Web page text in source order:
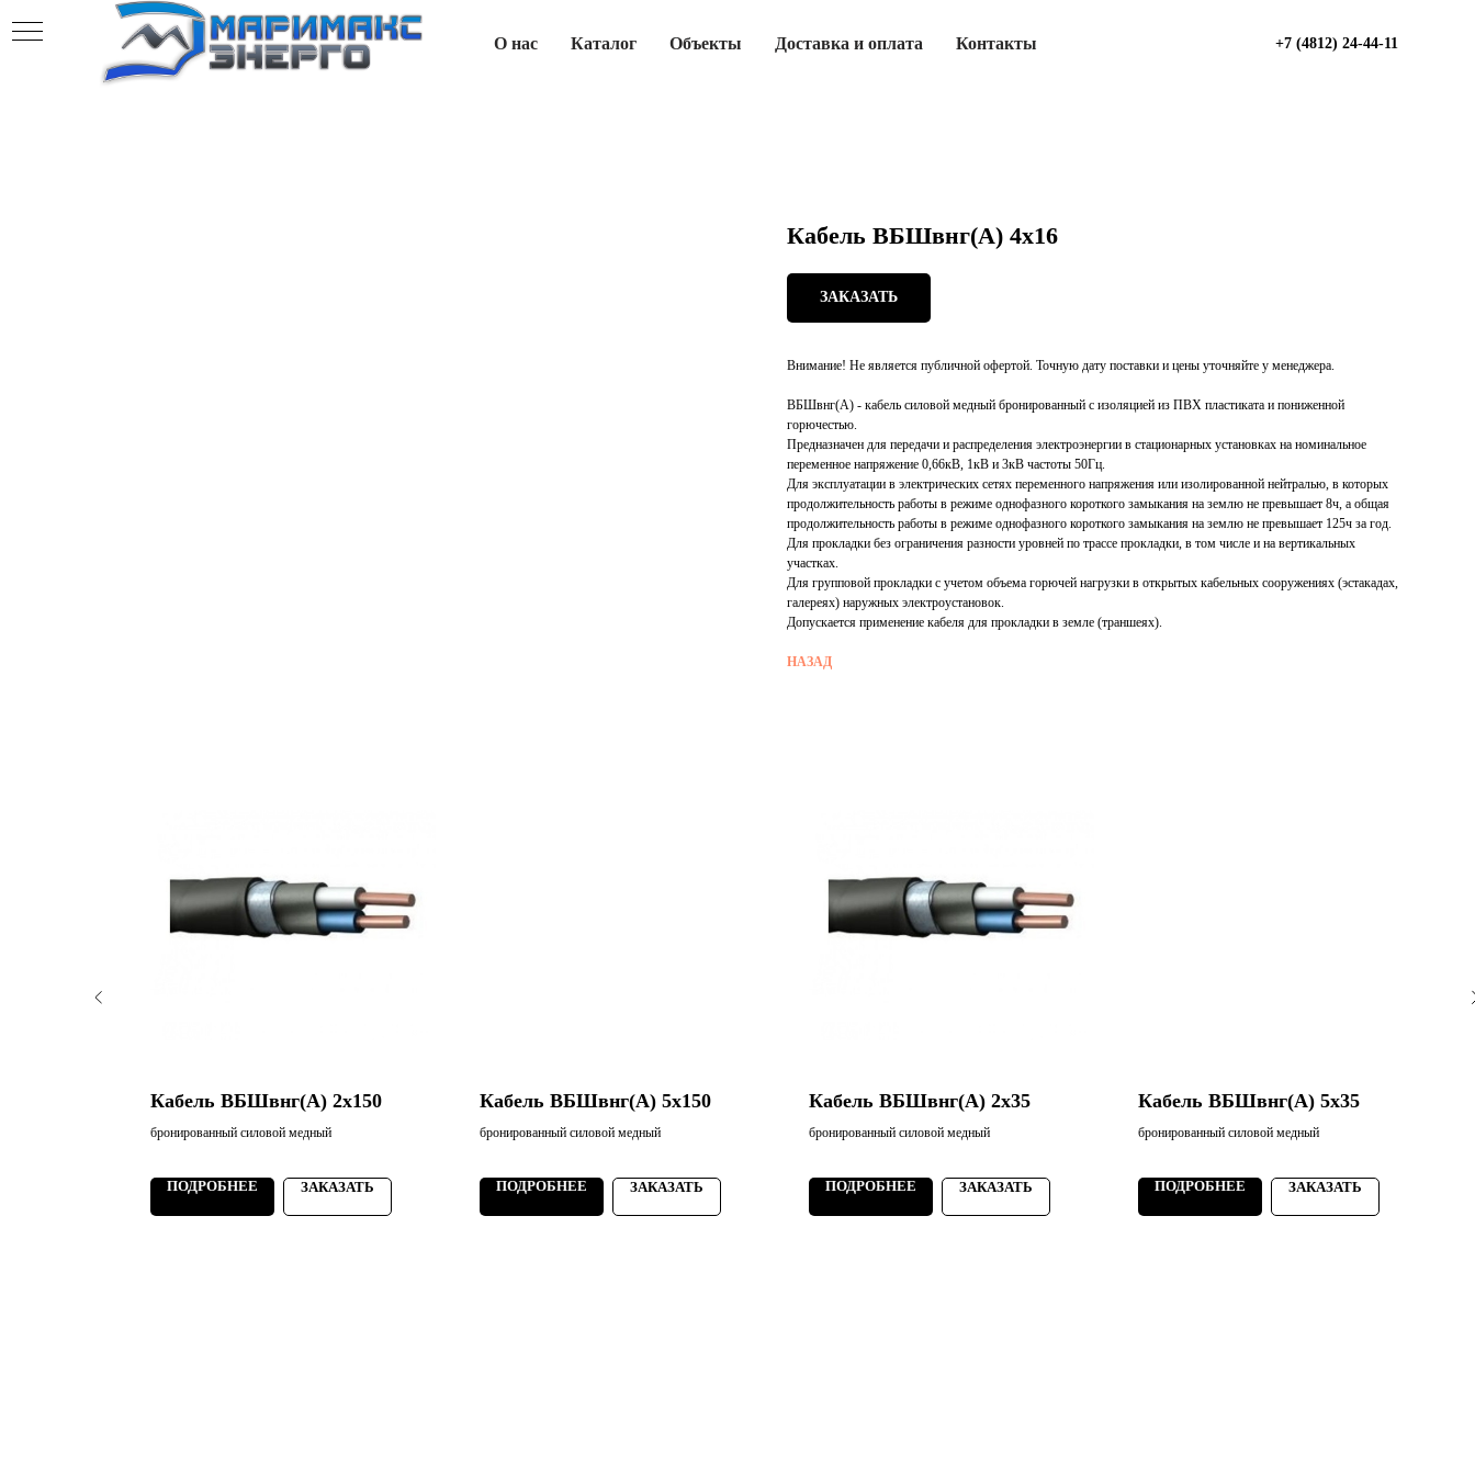
О нас Каталог Объекты Доставка и оплата Контакты +7 (4812) 24-44-11
Кабель ВБШвнг(А) 4х16
ЗАКАЗАТЬ
Внимание! Не является публичной офертой. Точную дату поставки и цены уточняйте у менеджера.
ВБШвнг(А) - кабель силовой медный бронированный с изоляцией из ПВХ пластиката и пониженной
горючестью.
Предназначен для передачи и распределения электроэнергии в стационарных установках на номинальное
переменное напряжение 0,66кВ, 1кВ и 3кВ частоты 50Гц.
Для эксплуатации в электрических сетях переменного напряжения или изолированной нейтралью, в которых
продолжительность работы в режиме однофазного короткого замыкания на землю не превышает 8ч, а общая
продолжительность работы в режиме однофазного короткого замыкания на землю не превышает 125ч за год.
Для прокладки без ограничения разности уровней по трассе прокладки, в том числе и на вертикальных
участках.
Для групповой прокладки с учетом объема горючей нагрузки в открытых кабельных сооружениях (эстакадах,
галереях) наружных электроустановок.
Допускается применение кабеля для прокладки в земле (траншеях).
НАЗАД
Кабель ВБШвнг(А) 2х150
бронированный силовой медный
ПОДРОБНЕЕ ЗАКАЗАТЬ
Кабель ВБШвнг(А) 5х150
бронированный силовой медный
ПОДРОБНЕЕ ЗАКАЗАТЬ
Кабель ВБШвнг(А) 2х35
бронированный силовой медный
ПОДРОБНЕЕ ЗАКАЗАТЬ
Кабель ВБШвнг(А) 5х35
бронированный силовой медный
ПОДРОБНЕЕ ЗАКАЗАТЬ